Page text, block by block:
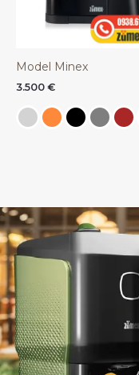
Model Minex
3.500 €